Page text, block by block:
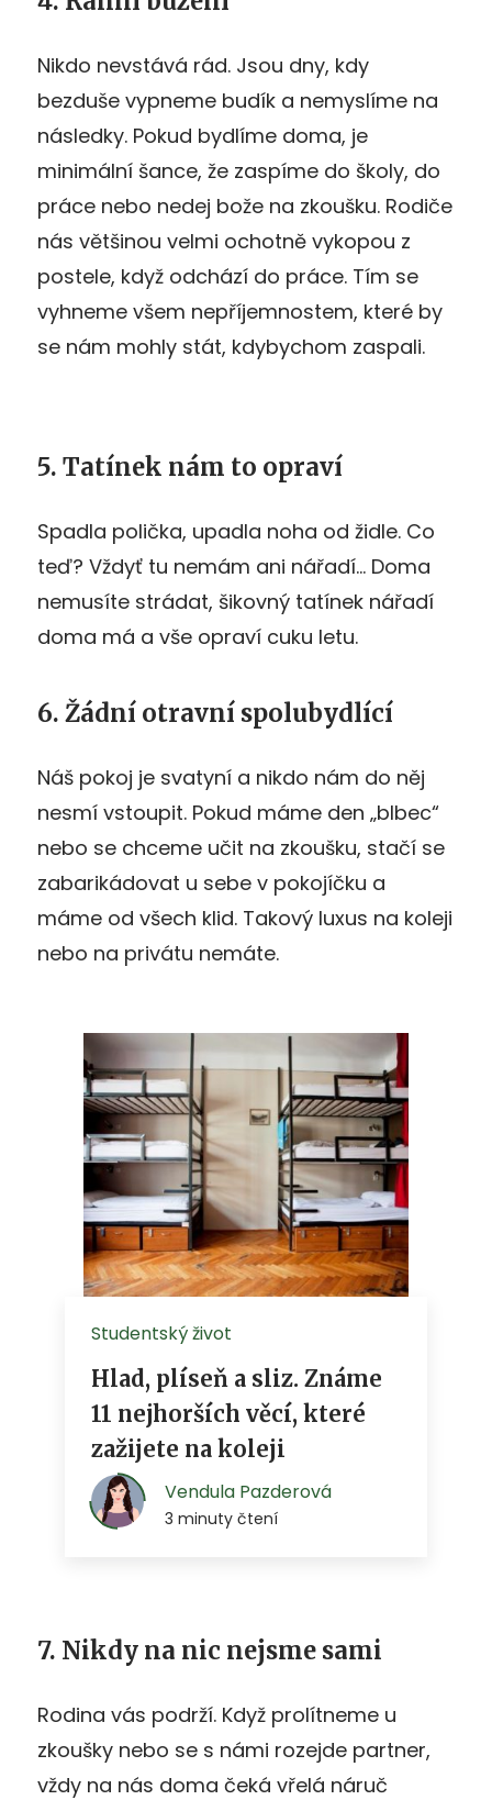
Nikdo nevstává rád. Jsou dny, kdy
bezduše vypneme budík a nemyslíme na
následky. Pokud bydlíme doma, je
minimální šance, že zaspíme do školy, do
práce nebo nedej bože na zkoušku. Rodiče
nás většinou velmi ochotně vykopou z
postele, když odchází do práce. Tím se
vyhneme všem nepříjemnostem, které by
se nám mohly stát, kdybychom zaspali.
5. Tatínek nám to opraví
Spadla polička, upadla noha od židle. Co
teď? Vždyť tu nemám ani nářadí… Doma
nemusíte strádat, šikovný tatínek nářadí
doma má a vše opraví cuku letu.
6. Žádní otravní spolubydlící
Náš pokoj je svatyní a nikdo nám do něj
nesmí vstoupit. Pokud máme den „blbec“
nebo se chceme učit na zkoušku, stačí se
zabarikádovat u sebe v pokojíčku a
máme od všech klid. Takový luxus na koleji
nebo na privátu nemáte.
7. Nikdy na nic nejsme sami
Rodina vás podrží. Když prolítneme u
zkoušky nebo se s námi rozejde partner,
vždy na nás doma čeká vřelá náruč